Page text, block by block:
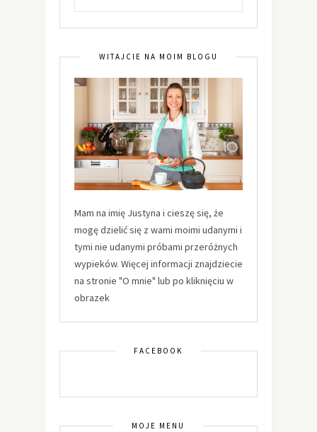
WITAJCIE NA MOIM BLOGU
Mam na imię Justyna i cieszę się, że
mogę dzielić się z wami moimi udanymi i
tymi nie udanymi próbami przeróżnych
wypieków. Więcej informacji znajdziecie
na stronie "O mnie" lub po kliknięciu w
obrazek
FACEBOOK
MOJE MENU